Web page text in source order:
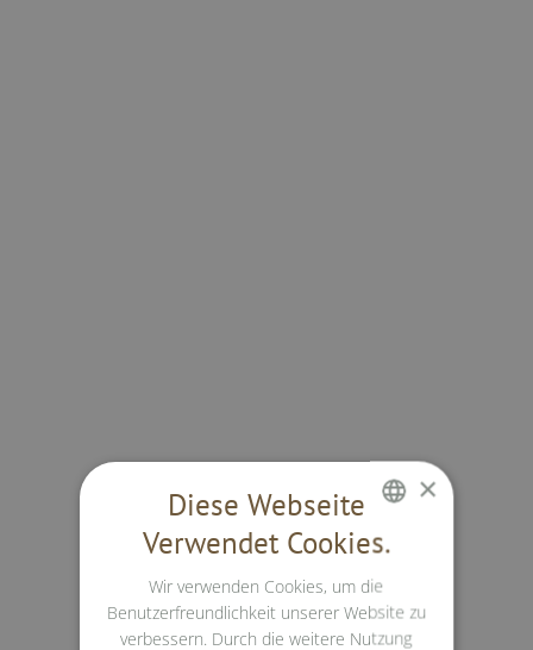
GERMAN
ENGLISH
ITALIAN
×
Diese Webseite
Verwendet Cookies.
Wir verwenden Cookies, um die
Benutzerfreundlichkeit unserer Website zu
verbessern. Durch die weitere Nutzung